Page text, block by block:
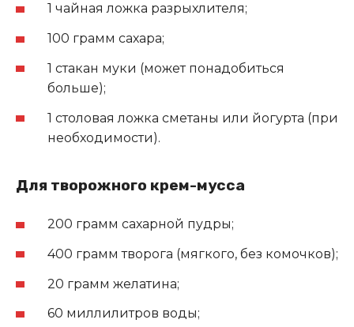
1 чайная ложка разрыхлителя;
100 грамм сахара;
1 стакан муки (может понадобиться
больше);
1 столовая ложка сметаны или йогурта (при
необходимости).
Для творожного крем-мусса
200 грамм сахарной пудры;
400 грамм творога (мягкого, без комочков);
20 грамм желатина;
60 миллилитров воды;